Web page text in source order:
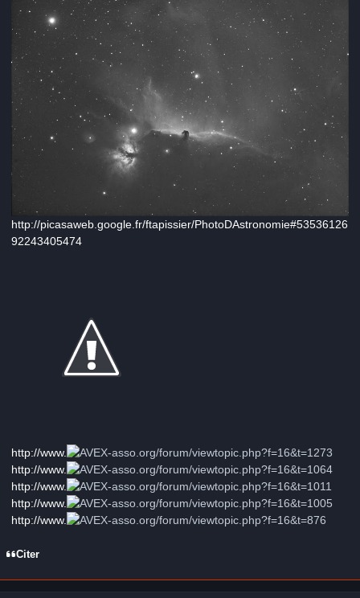
http://picasaweb.google.fr/ftapissier/PhotoDAstronomie#53536126
92243405474
http://www.
-asso.org/forum/viewtopic.php?f=16&t=1273
http://www.
-asso.org/forum/viewtopic.php?f=16&t=1064
http://www.
-asso.org/forum/viewtopic.php?f=16&t=1011
http://www.
-asso.org/forum/viewtopic.php?f=16&t=1005
http://www.
-asso.org/forum/viewtopic.php?f=16&t=876
Citer